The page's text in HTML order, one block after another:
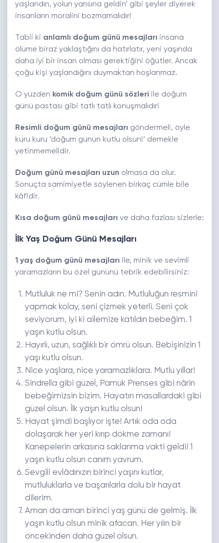
yaşlandın, yolun yarısına geldin’ gibi şeyler diyerek
insanların moralini bozmamalıdır!
Tabii ki anlamlı doğum günü mesajları insana
ölüme biraz yaklaştığını da hatırlatır, yeni yaşında
daha iyi bir insan olması gerektiğini öğütler. Ancak
çoğu kişi yaşlandığını duymaktan hoşlanmaz.
O yüzden komik doğum günü sözleri ile doğum
günü pastası gibi tatlı tatlı konuşmalıdır!
Resimli doğum günü mesajları göndermeli, öyle
kuru kuru ‘doğum günün kutlu olsun!’ demekle
yetinmemelidir.
Doğum günü mesajları uzun olmasa da olur.
Sonuçta samimiyetle söylenen birkaç cümle bile
kâfidir.
Kısa doğum günü mesajları ve daha fazlası sizlerle:
İlk Yaş Doğum Günü Mesajları
1 yaş doğum günü mesajları ile, minik ve sevimli
yaramazların bu özel gününü tebrik edebilirsiniz:
Mutluluk ne mi? Senin adın. Mutluluğun resmini
yapmak kolay, seni çizmek yeterli. Seni çok
seviyorum, iyi ki ailemize katıldın bebeğim. 1
yaşın kutlu olsun.
Hayırlı, uzun, sağlıklı bir ömrü olsun. Bebişinizin 1
yaşı kutlu olsun.
Nice yaşlara, nice yaramazlıklara. Mutlu yıllar!
Sindrella gibi güzel, Pamuk Prenses gibi nârin
bebeğimizsin bizim. Hayatın masallardaki gibi
güzel olsun. İlk yaşın kutlu olsun!
Hayat şimdi başlıyor işte! Artık oda oda
dolaşarak her yeri kırıp dökme zamanı!
Kanepelerin arkasına saklanma vakti geldi! 1
yaşın kutlu olsun canım yavrum.
Sevgili evlâdınızın birinci yaşını kutlar,
mutluluklarla ve başarılarla dolu bir hayat
dilerim.
Aman da aman birinci yaş günü de gelmiş. İlk
yaşın kutlu olsun minik afacan. Her yılın bir
öncekinden daha güzel olsun.